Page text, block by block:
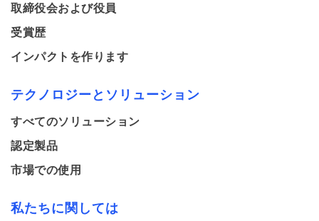
取締役会および役員
受賞歴
インパクトを作ります
テクノロジーとソリューション
すべてのソリューション
認定製品
市場での使用
私たちに関しては